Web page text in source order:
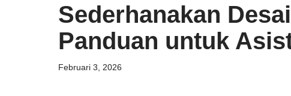
Sederhanakan
Panduan untuk
Februari 3, 2026